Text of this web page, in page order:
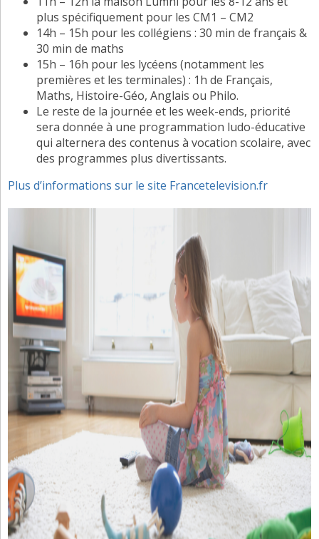
plus spécifiquement pour les CM1 – CM2
14h – 15h pour les collégiens : 30 min de français &
30 min de maths
15h – 16h pour les lycéens (notamment les
premières et les terminales) : 1h de Français,
Maths, Histoire-Géo, Anglais ou Philo.
Le reste de la journée et les week-ends, priorité
sera donnée à une programmation ludo-éducative
qui alternera des contenus à vocation scolaire, avec
des programmes plus divertissants.
Plus d’informations sur le site Francetelevision.fr